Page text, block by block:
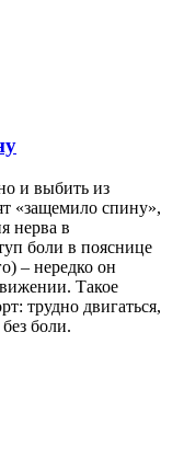
и выбить из
«защемило спину»,
нерва в
боли в пояснице
– нередко он
Такое
трудно двигаться,
боли.